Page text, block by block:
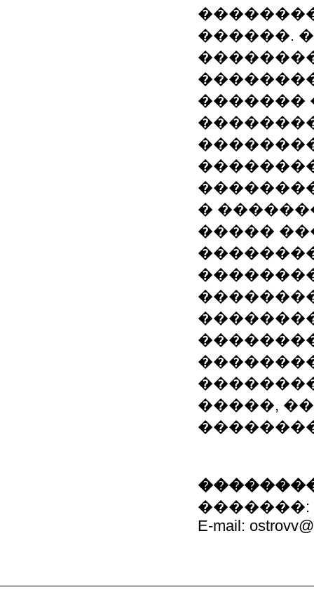
������.
�������
�
�����
�����,
�������: 8-
E-mail: